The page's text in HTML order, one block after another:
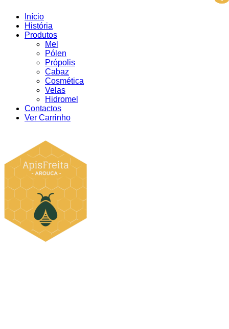
Início
História
Produtos
Mel
Pólen
Própolis
Cabaz
Cosmética
Velas
Hidromel
Contactos
Ver Carrinho